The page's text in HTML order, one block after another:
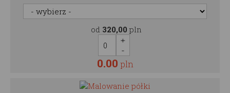
od 320,00 pln
0.00 pln